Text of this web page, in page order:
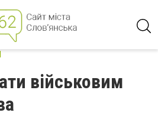
військовим